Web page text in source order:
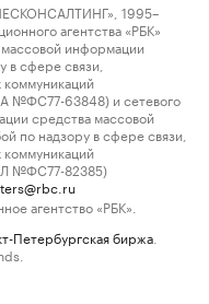
1995–
агентства «РБК»
информации
в сфере связи,
№ФС77-63848) и сетевого
средства массовой
по надзору в сфере связи,
№ФС77-82385)
агентство «РБК».
Петербургская биржа